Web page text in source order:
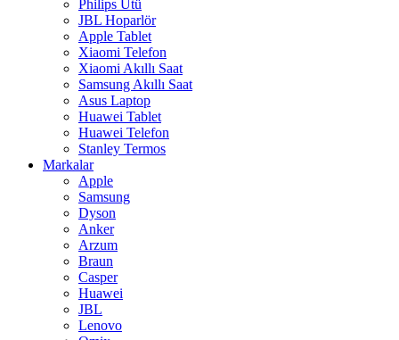
Philips Ütü
JBL Hoparlör
Apple Tablet
Xiaomi Telefon
Xiaomi Akıllı Saat
Samsung Akıllı Saat
Asus Laptop
Huawei Tablet
Huawei Telefon
Stanley Termos
Markalar
Apple
Samsung
Dyson
Anker
Arzum
Braun
Casper
Huawei
JBL
Lenovo